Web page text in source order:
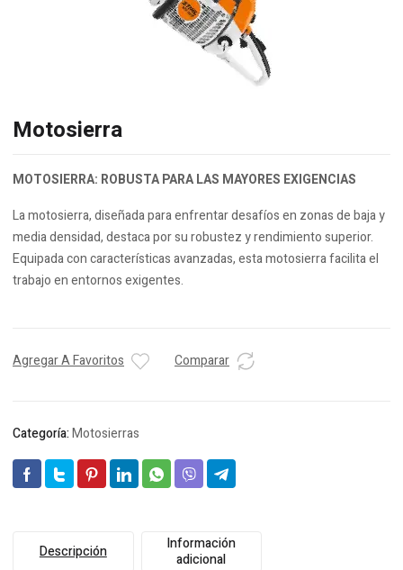
Motosierra
MOTOSIERRA: ROBUSTA PARA LAS MAYORES EXIGENCIAS
La motosierra, diseñada para enfrentar desafíos en zonas de baja y
media densidad, destaca por su robustez y rendimiento superior.
Equipada con características avanzadas, esta motosierra facilita el
trabajo en entornos exigentes.
Agregar A Favoritos Comparar
Categoría:Motosierras
Descripción
Información
adicional